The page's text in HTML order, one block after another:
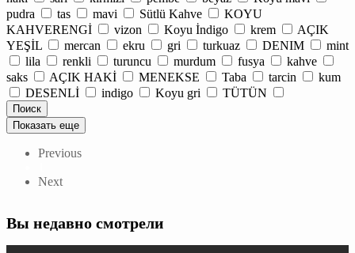
pudra
tas mavi Sütlü Kahve
KOYU
KAHVERENGİ
vizon Koyu İndigo krem
AÇIK
YEŞİL
mercan ekru gri turkuaz DENIM
mint
lila
renkli turuncu murdum fusya
kahve
saks
AÇIK HAKİ MENEKSE Taba tarcin
kum
DESENLİ
indigo Koyu gri TÜTÜN
Показать еще
Previous
Next
Вы недавно смотрели